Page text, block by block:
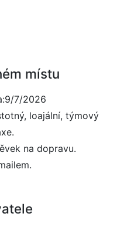
místu
7/2026
loajální, týmový
na dopravu.